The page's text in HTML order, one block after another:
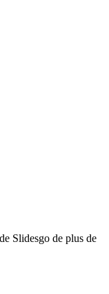
Slidesgo de plus de